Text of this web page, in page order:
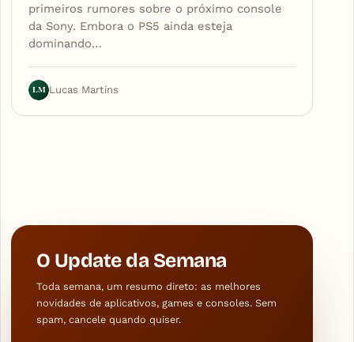
primeiros rumores sobre o próximo console
da Sony. Embora o PS5 ainda esteja
dominando…
LM Lucas Martins
O Update da Semana
Toda semana, um resumo direto: as melhores
novidades de aplicativos, games e consoles. Sem
spam, cancele quando quiser.